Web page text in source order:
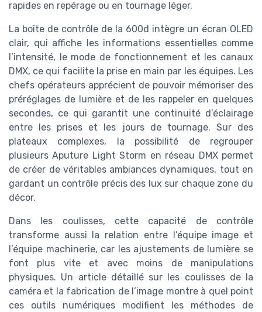
rapides en repérage ou en tournage léger.
La boîte de contrôle de la 600d intègre un écran OLED
clair, qui affiche les informations essentielles comme
l’intensité, le mode de fonctionnement et les canaux
DMX, ce qui facilite la prise en main par les équipes. Les
chefs opérateurs apprécient de pouvoir mémoriser des
préréglages de lumière et de les rappeler en quelques
secondes, ce qui garantit une continuité d’éclairage
entre les prises et les jours de tournage. Sur des
plateaux complexes, la possibilité de regrouper
plusieurs Aputure Light Storm en réseau DMX permet
de créer de véritables ambiances dynamiques, tout en
gardant un contrôle précis des lux sur chaque zone du
décor.
Dans les coulisses, cette capacité de contrôle
transforme aussi la relation entre l’équipe image et
l’équipe machinerie, car les ajustements de lumière se
font plus vite et avec moins de manipulations
physiques. Un article détaillé sur les coulisses de la
caméra et la fabrication de l’image montre à quel point
ces outils numériques modifient les méthodes de